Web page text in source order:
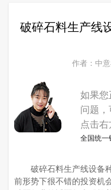
破碎石料生产线
作者：中
如果您
问题
点击右
全国统一
破碎石料生产线设备
前形势下很不错的投资机